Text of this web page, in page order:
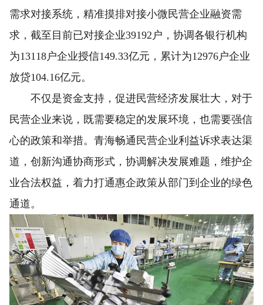
需求对接系统，精准摸排对接小微民营企业融资需
求，截至目前已对接企业39192户，协调各银行机构
为13118户企业授信149.33亿元，累计为12976户企业
放贷104.16亿元。
不仅是资金支持，促进民营经济发展壮大，对于
民营企业来说，既需要稳定的发展环境，也需要强信
心的政策和举措。青海畅通民营企业利益诉求表达渠
道，创新沟通协商形式，协调解决发展难题，维护企
业合法权益，着力打通惠企政策从部门到企业的绿色
通道。